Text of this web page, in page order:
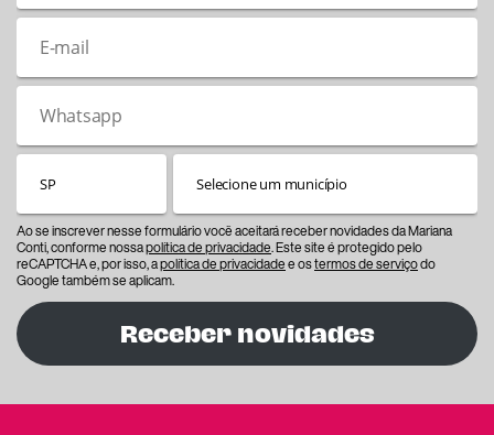
Ao se inscrever nesse formulário você aceitará receber novidades da Mariana
Conti, conforme nossapolítica de privacidade. Este site é protegido pelo
reCAPTCHA e, por isso, apolítica de privacidadee ostermos de serviçodo
Google também se aplicam.
Receber novidades